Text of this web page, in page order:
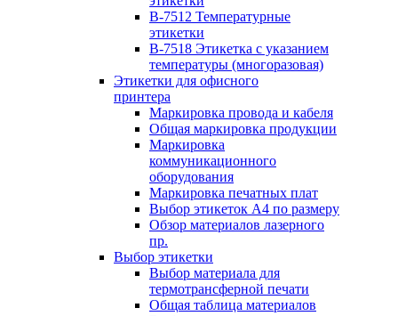
B-7512 Температурные
этикетки
B-7518 Этикетка с указанием
температуры (многоразовая)
Этикетки для офисного
принтера
Маркировка провода и кабеля
Общая маркировка продукции
Маркировка
коммуникационного
оборудования
Маркировка печатных плат
Выбор этикеток А4 по размеру
Обзор материалов лазерного
пр.
Выбор этикетки
Выбор материала для
термотрансферной печати
Общая таблица материалов